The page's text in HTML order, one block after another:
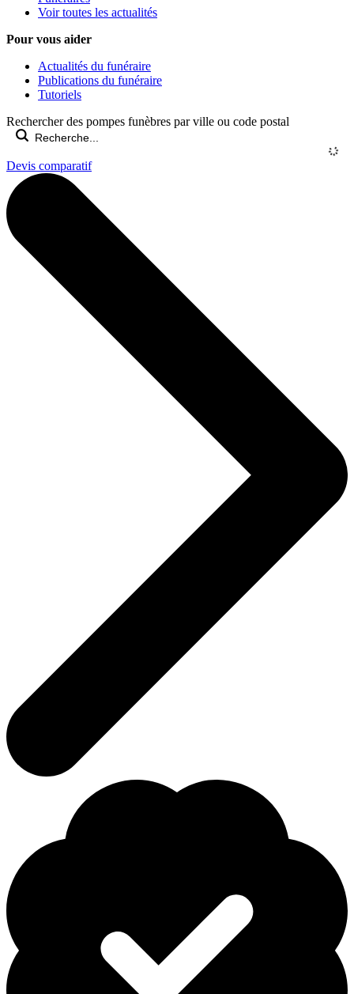
Voir toutes les actualités
Pour vous aider
Actualités du funéraire
Publications du funéraire
Tutoriels
Rechercher des pompes funèbres par ville ou code postal
Devis comparatif